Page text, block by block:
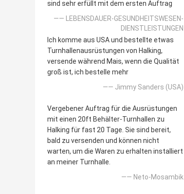
sind sehr erfüllt mit dem ersten Auftrag
—— LEBENSDAUER-GESUNDHEITSWESEN-
DIENSTLEISTUNGEN
Ich komme aus USA und bestellte etwas
Turnhallenausrüstungen von Halking,
versende während Mais, wenn die Qualität
groß ist, ich bestelle mehr
—— Jimmy Sanders (USA)
Vergebener Auftrag für die Ausrüstungen
mit einen 20ft Behälter-Turnhallen zu
Halking für fast 20 Tage. Sie sind bereit,
bald zu versenden und können nicht
warten, um die Waren zu erhalten installiert
an meiner Turnhalle.
—— Neto-Mosambik